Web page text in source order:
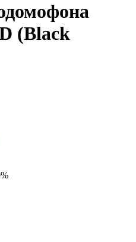
(Black